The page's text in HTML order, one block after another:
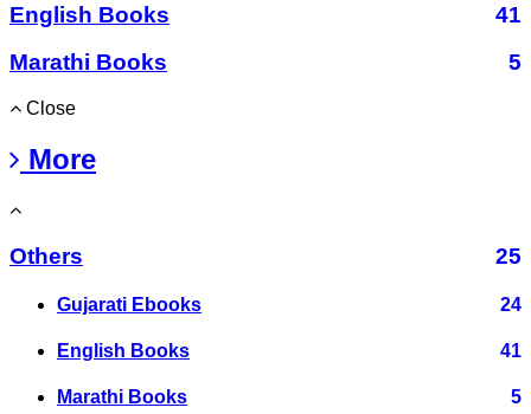
English Books
41
Marathi Books
5
Close
More
Others 25
Gujarati Ebooks 24
English Books 41
Marathi Books 5